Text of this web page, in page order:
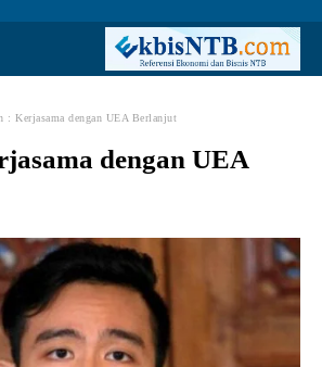
: Kerjasama dengan UEA Berlanjut
dengan UEA